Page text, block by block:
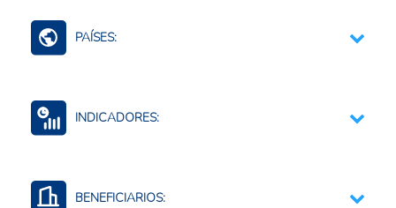
Contexto Agroalimentario
PAÍSES:
INDICADORES:
BENEFICIARIOS: